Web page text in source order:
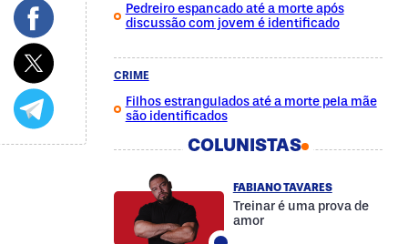
Pedreiro espancado até a morte após
discussão com jovem é identificado
CRIME
Filhos estrangulados até a morte pela mãe
são identificados
COLUNISTAS
FABIANO TAVARES
Treinar é uma prova de
amor